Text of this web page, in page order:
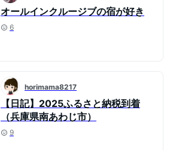
オールインクルージブの宿が好き
6
horimama8217
【日記】2025ふるさと納税到着
（兵庫県南あわじ市）
9